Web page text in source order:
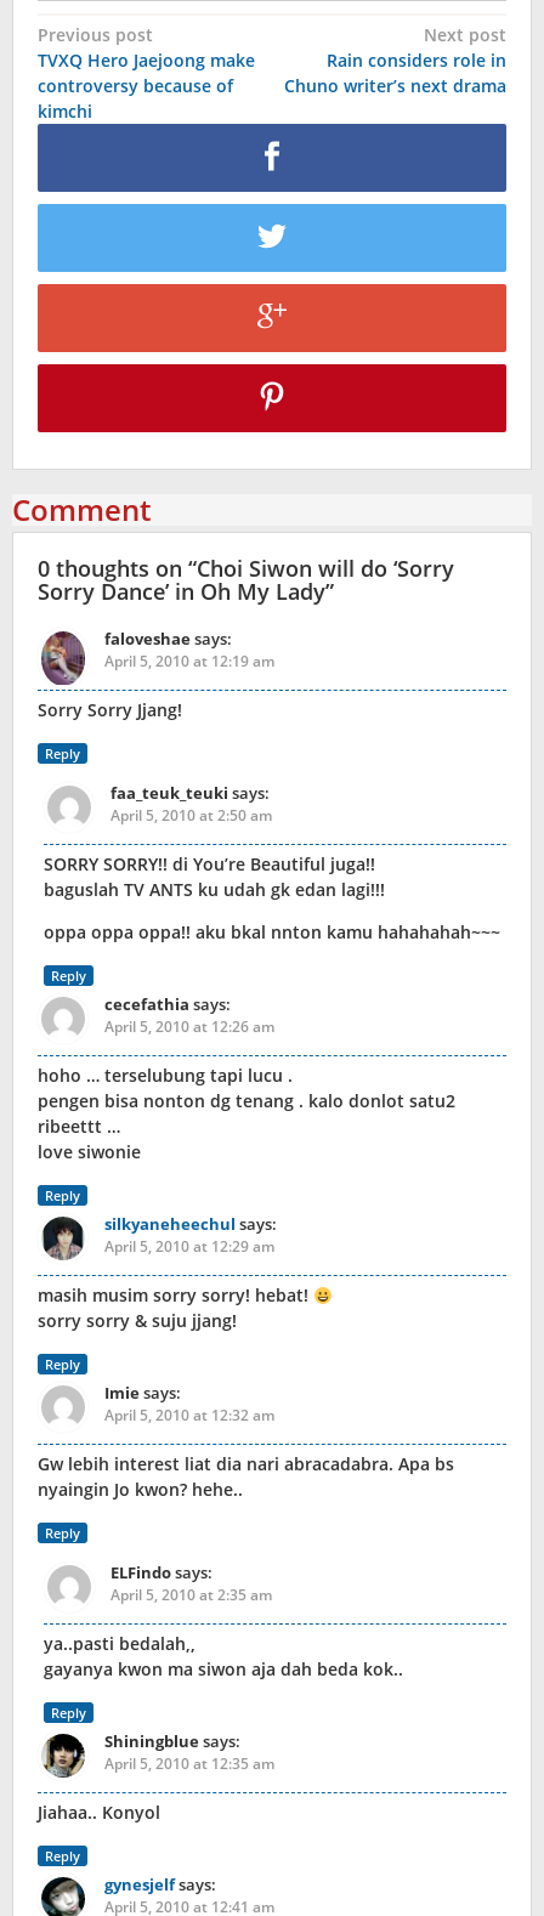
Post
navigation
Previous post
TVXQ Hero Jaejoong make
controversy because of
kimchi
Next post
Rain considers role in
Chuno writer’s next drama
Comment
0 thoughts on “Choi Siwon will do ‘Sorry
Sorry Dance’ in Oh My Lady”
faloveshaesays:
April 5, 2010 at 12:19 am
Sorry Sorry Jjang!
Reply
faa_teuk_teuki says:
April 5, 2010 at 2:50 am
SORRY SORRY!! di You’re Beautiful juga!!
baguslah TV ANTS ku udah gk edan lagi!!!
oppa oppa oppa!! aku bkal nnton kamu hahahahah~~~
Reply
cecefathia says:
April 5, 2010 at 12:26 am
hoho … terselubung tapi lucu .
pengen bisa nonton dg tenang . kalo donlot satu2
ribeettt …
love siwonie
Reply
silkyaneheechul says:
April 5, 2010 at 12:29 am
masih musim sorry sorry! hebat!
sorry sorry & suju jjang!
Reply
Imiesays:
April 5, 2010 at 12:32 am
Gw lebih interest liat dia nari abracadabra. Apa bs
nyaingin Jo kwon? hehe..
Reply
ELFindosays:
April 5, 2010 at 2:35 am
ya..pasti bedalah,,
gayanya kwon ma siwon aja dah beda kok..
Reply
Shiningbluesays:
April 5, 2010 at 12:35 am
Jiahaa.. Konyol
Reply
gynesjelfsays:
April 5, 2010 at 12:41 am